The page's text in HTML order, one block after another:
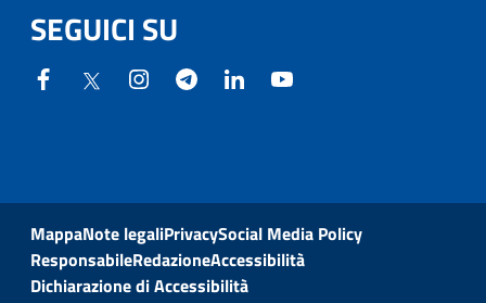
SEGUICI SU
MappaNote legaliPrivacySocial Media Policy
ResponsabileRedazioneAccessibilità
Dichiarazione di Accessibilità